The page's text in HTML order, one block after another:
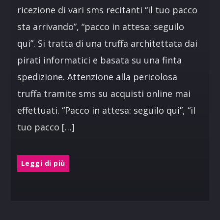
ricezione di vari sms recitanti “il tuo pacco
sta arrivando”, “pacco in attesa: seguilo
qui”. Si tratta di una truffa architettata dai
pirati informatici e basata su una finta
spedizione. Attenzione alla pericolosa
truffa tramite sms su acquisti online mai
effettuati. “Pacco in attesa: seguilo qui”, “il
tuo pacco […]
Leggi di più